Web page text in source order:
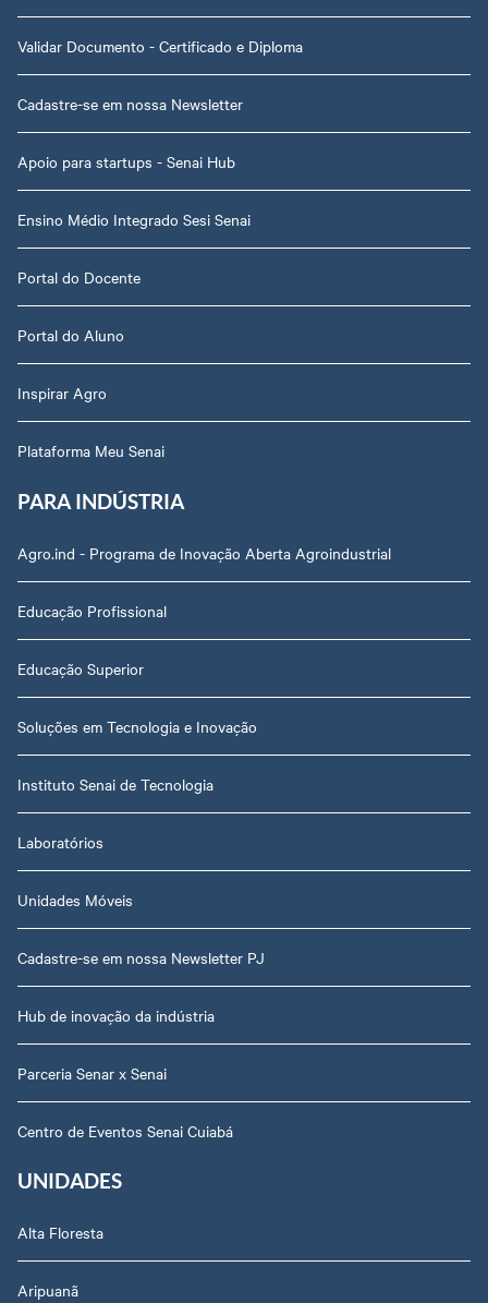
Validar Documento - Certificado e Diploma
Cadastre-se em nossa Newsletter
Apoio para startups - Senai Hub
Ensino Médio Integrado Sesi Senai
Portal do Docente
Portal do Aluno
Inspirar Agro
Plataforma Meu Senai
PARA INDÚSTRIA
Agro.ind - Programa de Inovação Aberta Agroindustrial
Educação Profissional
Educação Superior
Soluções em Tecnologia e Inovação
Instituto Senai de Tecnologia
Laboratórios
Unidades Móveis
Cadastre-se em nossa Newsletter PJ
Hub de inovação da indústria
Parceria Senar x Senai
Centro de Eventos Senai Cuiabá
UNIDADES
Alta Floresta
Aripuanã